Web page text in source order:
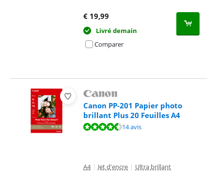
€ 19,99
Livré demain
Comparer
Canon PP-201 Papier photo
brillant Plus 20 Feuilles A4
La note est de 9,1 sur 10, basée sur 14 avis.14 avis
A4 | Jet d'encre | Ultra brillant